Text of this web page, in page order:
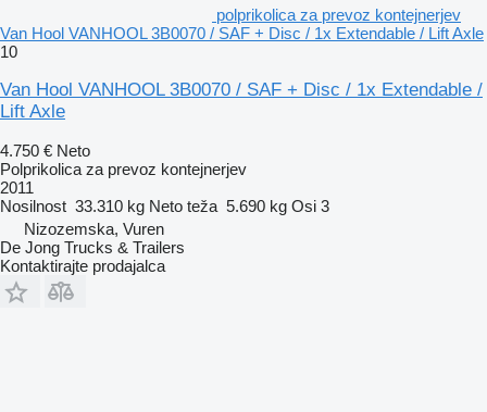
polprikolica za prevoz kontejnerjev
Van Hool VANHOOL 3B0070 / SAF + Disc / 1x Extendable / Lift Axle
10
Van Hool VANHOOL 3B0070 / SAF + Disc / 1x Extendable /
Lift Axle
4.750 € Neto
Polprikolica za prevoz kontejnerjev
2011
Nosilnost 33.310 kg Neto teža 5.690 kg Osi 3
Nizozemska, Vuren
De Jong Trucks & Trailers
Kontaktirajte prodajalca